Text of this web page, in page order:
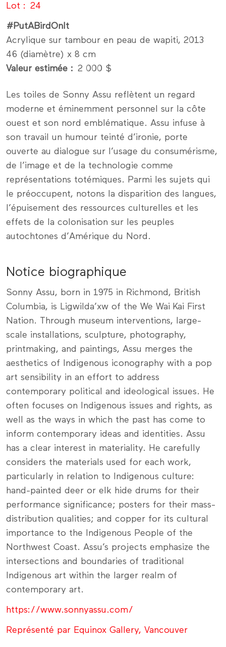
Lot 24
#PutABirdOnIt
Acrylique sur tambour en peau de wapiti, 2013
46 (diamètre) x 8 cm
Valeur estimée
2 000 $
Les toiles de Sonny Assu reflètent un regard
moderne et éminemment personnel sur la côte
ouest et son nord emblématique. Assu infuse à
son travail un humour teinté d’ironie, porte
ouverte au dialogue sur l’usage du consumérisme,
de l’image et de la technologie comme
représentations totémiques. Parmi les sujets qui
le préoccupent, notons la disparition des langues,
l’épuisement des ressources culturelles et les
effets de la colonisation sur les peuples
autochtones d’Amérique du Nord.
Notice biographique
Sonny Assu, born in 1975 in Richmond, British
Columbia, is Ligwilda’xw of the We Wai Kai First
Nation. Through museum interventions, large-
scale installations, sculpture, photography,
printmaking, and paintings, Assu merges the
aesthetics of Indigenous iconography with a pop
art sensibility in an effort to address
contemporary political and ideological issues. He
often focuses on Indigenous issues and rights, as
well as the ways in which the past has come to
inform contemporary ideas and identities. Assu
has a clear interest in materiality. He carefully
considers the materials used for each work,
particularly in relation to Indigenous culture:
hand-painted deer or elk hide drums for their
performance significance; posters for their mass-
distribution qualities; and copper for its cultural
importance to the Indigenous People of the
Northwest Coast. Assu’s projects emphasize the
intersections and boundaries of traditional
Indigenous art within the larger realm of
contemporary art.
https://www.sonnyassu.com/
Représenté par Equinox Gallery, Vancouver